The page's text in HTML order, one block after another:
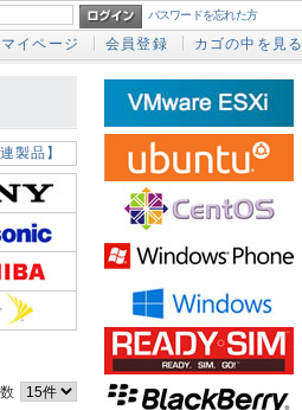
パスワードを忘れた方
マイページ 会員登録 カゴの中を見る
製品】